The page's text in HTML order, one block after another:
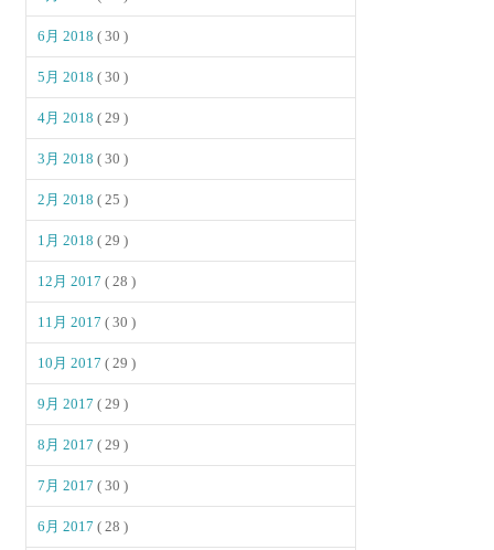
6月 2018( 30 )
5月 2018( 30 )
4月 2018( 29 )
3月 2018( 30 )
2月 2018( 25 )
1月 2018( 29 )
12月 2017( 28 )
11月 2017( 30 )
10月 2017( 29 )
9月 2017( 29 )
8月 2017( 29 )
7月 2017( 30 )
6月 2017( 28 )